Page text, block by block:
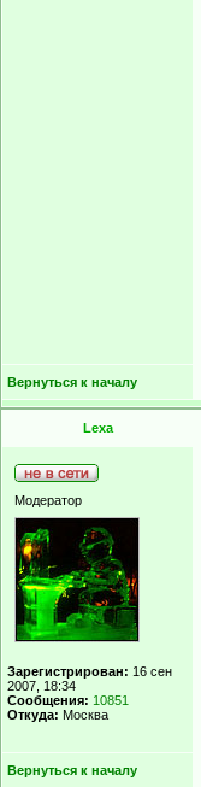
Вернуться к началу
Lexa
Модератор
Зарегистрирован: 16 сен
2007, 18:34
Сообщения: 10851
Откуда: Москва
Вернуться к началу